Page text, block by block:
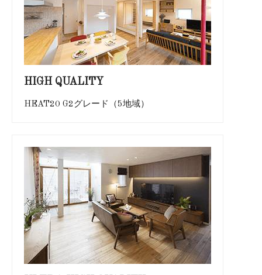
HIGH QUALITY
HEAT20 G2グレード（5地域）